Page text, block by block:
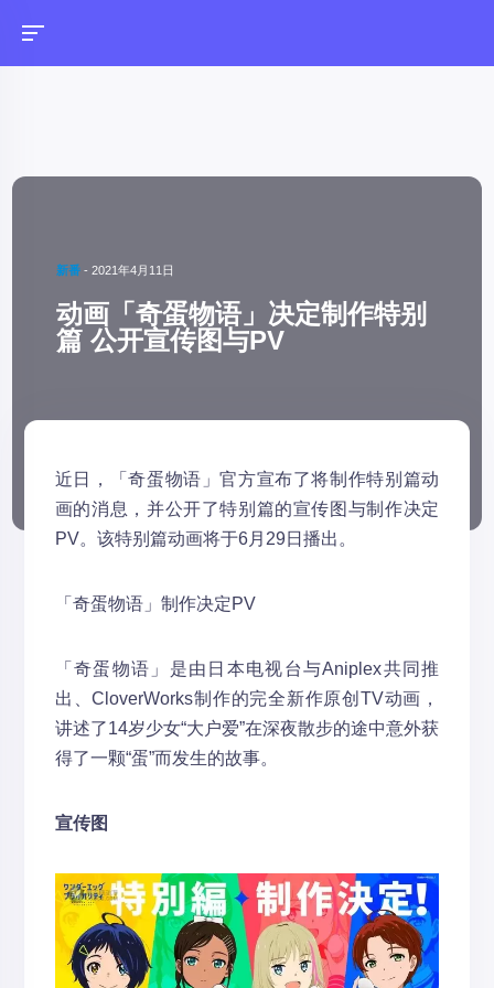
新番 -2021年4月11日
动画「奇蛋物语」决定制作特别
篇 公开宣传图与PV
近日，「奇蛋物语」官方宣布了将制作特别篇动
画的消息，并公开了特别篇的宣传图与制作决定
PV。该特别篇动画将于6月29日播出。
「奇蛋物语」制作决定PV
「奇蛋物语」是由日本电视台与Aniplex共同推
出、CloverWorks制作的完全新作原创TV动画，
讲述了14岁少女“大户爱”在深夜散步的途中意外获
得了一颗“蛋”而发生的故事。
宣传图